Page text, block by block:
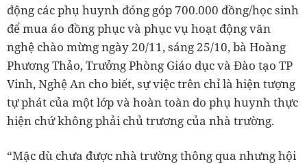
động các phụ huynh đóng góp 700.000 đồng/học sinh
để mua áo đồng phục và phục vụ hoạt động văn
nghệ chào mừng ngày 20/11, sáng 25/10, bà Hoàng
Phương Thảo, Trưởng Phòng Giáo dục và Đào tạo TP
Vinh, Nghệ An cho biết, sự việc trên chỉ là hiện tượng
tự phát của một lớp và hoàn toàn do phụ huynh thực
hiện chứ không phải chủ trương của nhà trường.
“Mặc dù chưa được nhà trường thông qua nhưng hội